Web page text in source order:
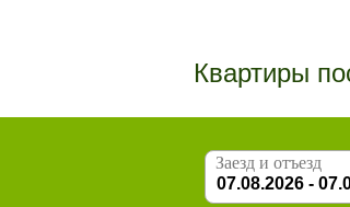
Квартиры
Заезд и отъезд